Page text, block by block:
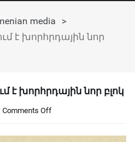
media
>
է խորհրդային նոր
խորհրդային նոր բլոկ
Comments Off